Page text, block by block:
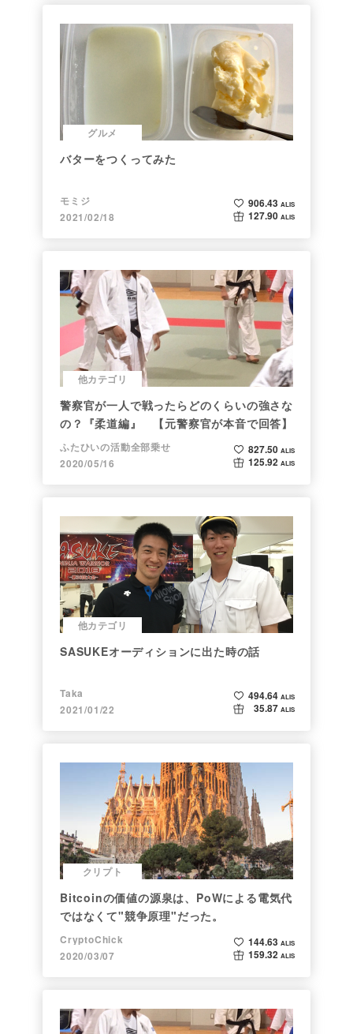
グルメ
バターをつくってみた
モミジ
2021/02/18
906.43 ALIS
127.90 ALIS
他カテゴリ
警察官が一人で戦ったらどのくらいの強さな
の？『柔道編』 【元警察官が本音で回答】
ふたひいの活動全部乗せ
2020/05/16
827.50 ALIS
125.92 ALIS
他カテゴリ
SASUKEオーディションに出た時の話
Taka
2021/01/22
494.64 ALIS
35.87 ALIS
クリプト
Bitcoinの価値の源泉は、PoWによる電気代
ではなくて"競争原理"だった。
CryptoChick
2020/03/07
144.63 ALIS
159.32 ALIS